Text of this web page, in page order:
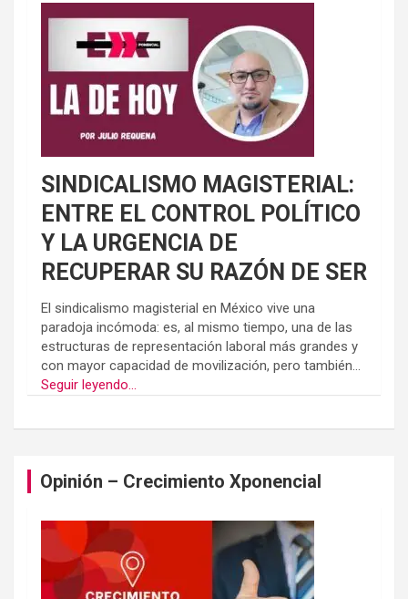
SINDICALISMO MAGISTERIAL:
ENTRE EL CONTROL POLÍTICO
Y LA URGENCIA DE
RECUPERAR SU RAZÓN DE SER
El sindicalismo magisterial en México vive una
paradoja incómoda: es, al mismo tiempo, una de las
estructuras de representación laboral más grandes y
con mayor capacidad de movilización, pero también...
Seguir leyendo...
Opinión – Crecimiento Xponencial